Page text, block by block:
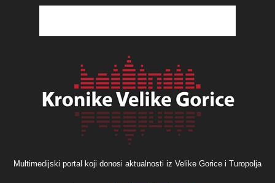
Multimedijski portal koji donosi aktualnosti iz Velike Gorice i Turopolja